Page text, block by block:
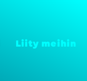
Lii­ty mei­hin